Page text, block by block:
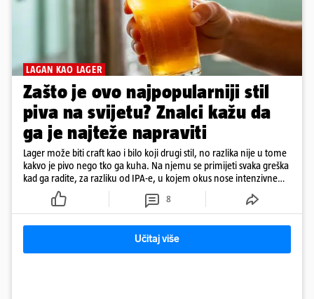
LAGAN KAO LAGER
Zašto je ovo najpopularniji stil
piva na svijetu? Znalci kažu da
ga je najteže napraviti
Lager može biti craft kao i bilo koji drugi stil, no razlika nije u tome
kakvo je pivo nego tko ga kuha. Na njemu se primijeti svaka greška
kad ga radite, za razliku od IPA-e, u kojem okus nose intenzivne
8
Učitaj više